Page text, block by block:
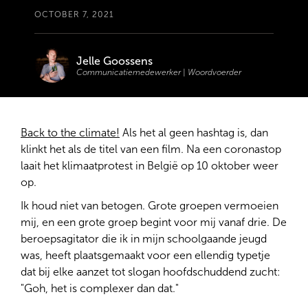
OCTOBER 7, 2021
Jelle Goossens
Communicatiemedewerker | Woordvoerder
Back to the climate! Als het al geen hashtag is, dan
klinkt het als de titel van een film. Na een coronastop
laait het klimaatprotest in België op 10 oktober weer
op.
Ik houd niet van betogen. Grote groepen vermoeien
mij, en een grote groep begint voor mij vanaf drie. De
beroepsagitator die ik in mijn schoolgaande jeugd
was, heeft plaatsgemaakt voor een ellendig typetje
dat bij elke aanzet tot slogan hoofdschuddend zucht:
"Goh, het is complexer dan dat."